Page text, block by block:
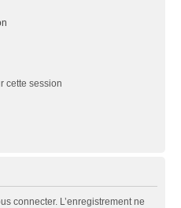
cette session
connecter. L’enregistrement ne